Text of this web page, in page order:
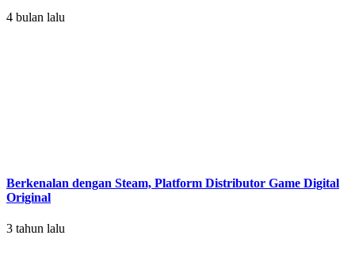
4 bulan lalu
Berkenalan dengan Steam, Platform Distributor Game Digital
Original
3 tahun lalu